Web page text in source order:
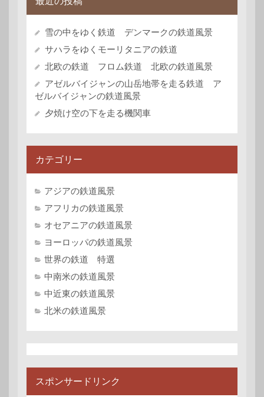
雪の中をゆく鉄道 デンマークの鉄道風景
サハラをゆくモーリタニアの鉄道
北欧の鉄道 フロム鉄道 北欧の鉄道風景
アゼルバイジャンの山岳地帯を走る鉄道 ア
ゼルバイジャンの鉄道風景
夕焼け空の下を走る機関車
カテゴリー
アジアの鉄道風景
アフリカの鉄道風景
オセアニアの鉄道風景
ヨーロッパの鉄道風景
世界の鉄道 特選
中南米の鉄道風景
中近東の鉄道風景
北米の鉄道風景
スポンサードリンク